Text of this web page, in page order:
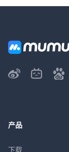
产品
下载